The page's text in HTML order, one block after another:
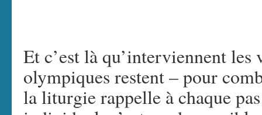
Et c’est là qu’interviennent
olympiques restent – pour
la liturgie rappelle à chaque